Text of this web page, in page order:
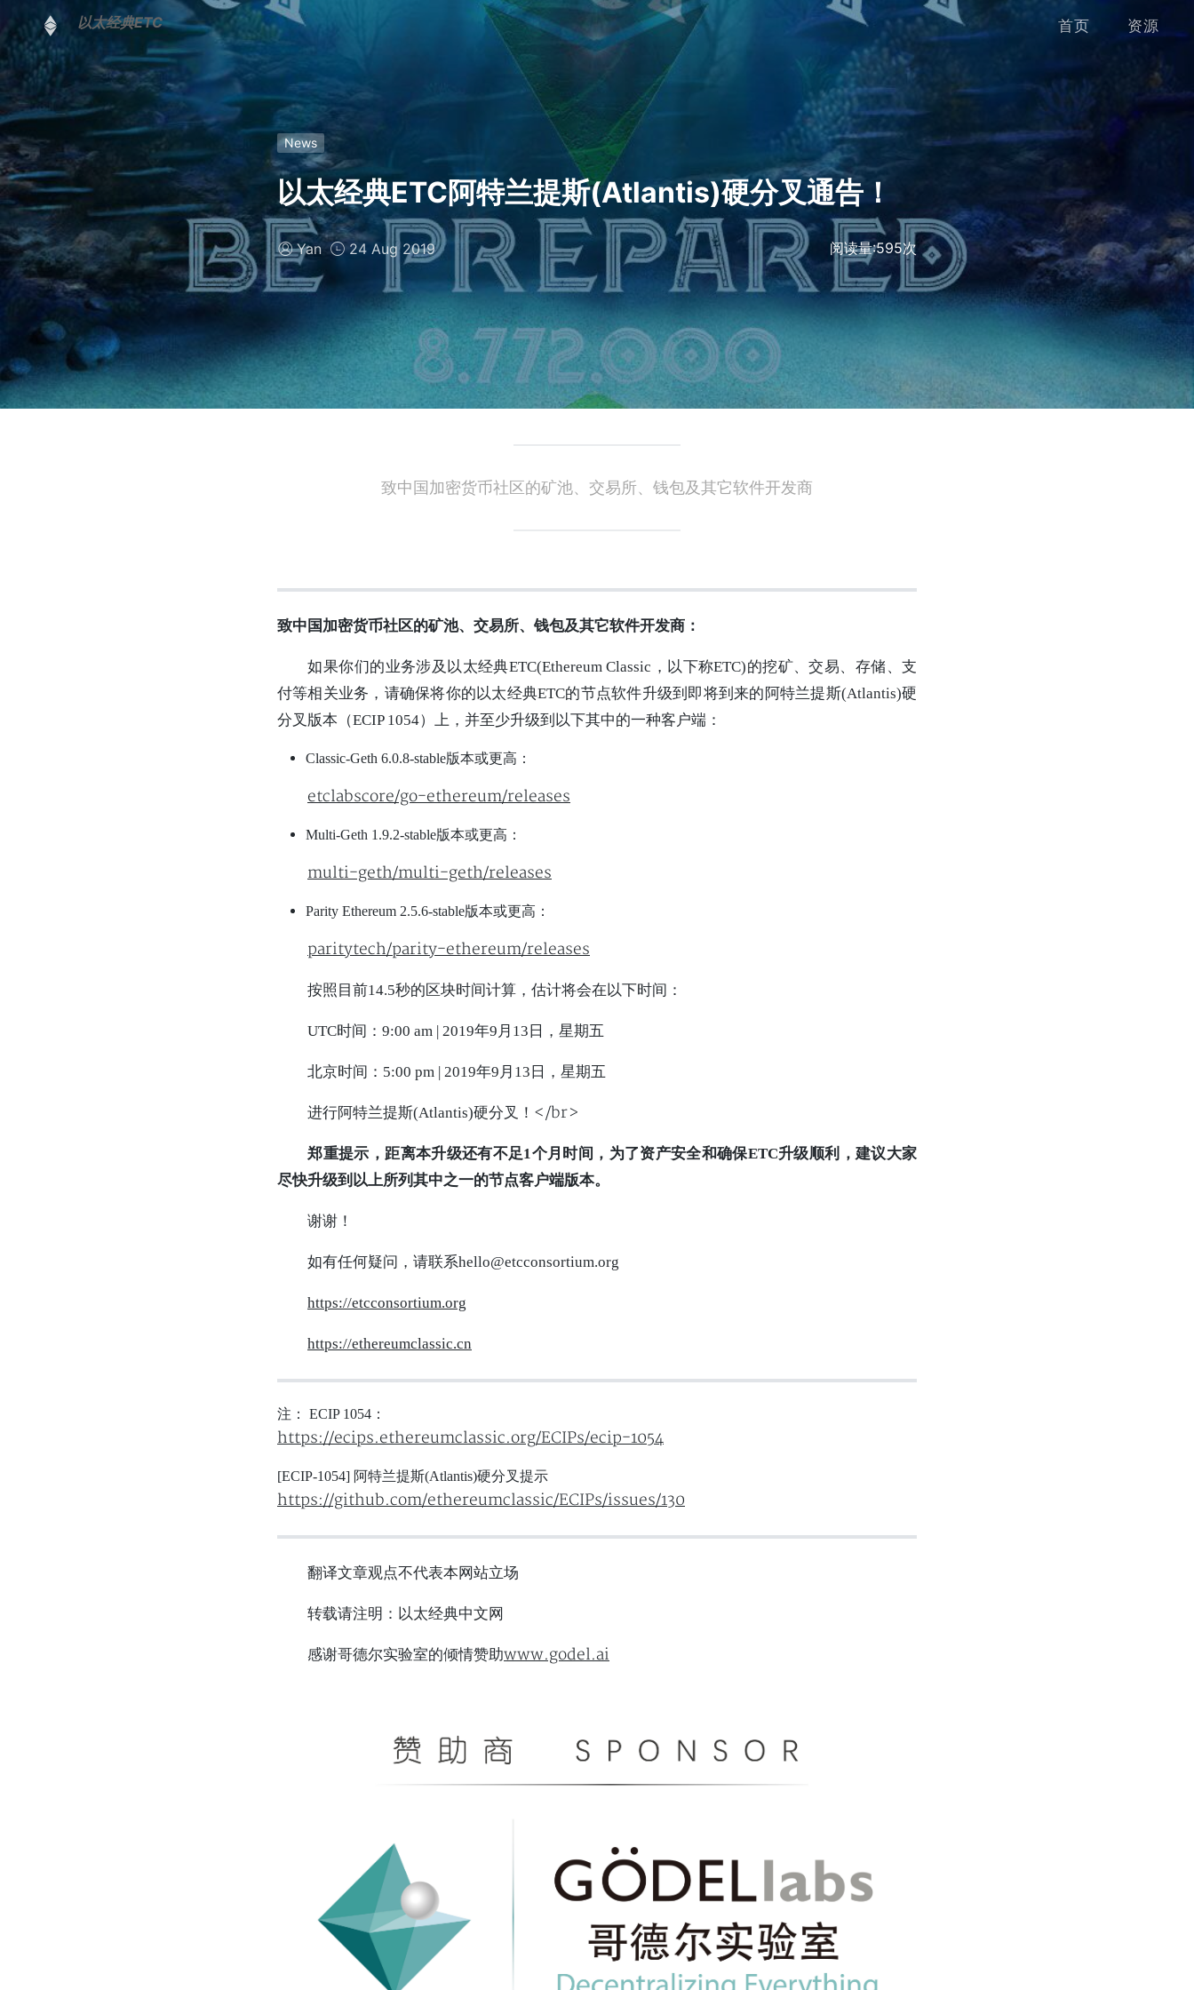
以太经典ETC 首页 资源
News
以太经典ETC阿特兰提斯(Atlantis)硬分叉通告！
Yan 24 Aug 2019 阅读量:595次
致中国加密货币社区的矿池、交易所、钱包及其它软件开发商
致中国加密货币社区的矿池、交易所、钱包及其它软件开发商：
如果你们的业务涉及以太经典ETC(Ethereum Classic，以下称ETC)的挖矿、交易、存储、支
付等相关业务，请确保将你的以太经典ETC的节点软件升级到即将到来的阿特兰提斯(Atlantis)硬
分叉版本（ECIP 1054）上，并至少升级到以下其中的一种客户端：
Classic-Geth 6.0.8-stable版本或更高：
etclabscore/go-ethereum/releases
Multi-Geth 1.9.2-stable版本或更高：
multi-geth/multi-geth/releases
Parity Ethereum 2.5.6-stable版本或更高：
paritytech/parity-ethereum/releases
按照目前14.5秒的区块时间计算，估计将会在以下时间：
UTC时间：9:00 am | 2019年9月13日，星期五
北京时间：5:00 pm | 2019年9月13日，星期五
进行阿特兰提斯(Atlantis)硬分叉！ </br>
郑重提示，距离本升级还有不足1个月时间，为了资产安全和确保ETC升级顺利，建议大家
尽快升级到以上所列其中之一的节点客户端版本。
谢谢！
如有任何疑问，请联系hello@etcconsortium.org
https://etcconsortium.org
https://ethereumclassic.cn
注： ECIP 1054：
https://ecips.ethereumclassic.org/ECIPs/ecip-1054
[ECIP-1054] 阿特兰提斯(Atlantis)硬分叉提示
https://github.com/ethereumclassic/ECIPs/issues/130
翻译文章观点不代表本网站立场
转载请注明：以太经典中文网
感谢哥德尔实验室的倾情赞助www.godel.ai